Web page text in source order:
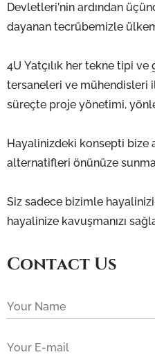
Devletleri’nin ardından
dayanan tecrübemizle
4U Yatçılık her tekne tipi
tersaneleri ve mühendisleri
süreçte proje yönetimi,
Hayalinizdeki konsepti bize
alternatifleri önünüze
Siz sadece bizimle
hayalinize kavuşmanızı
Contact Us
Your Name
Your E-mail